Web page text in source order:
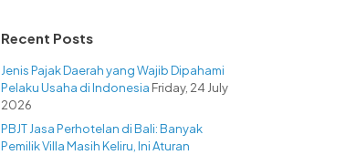
Recent Posts
Jenis Pajak Daerah yang Wajib Dipahami
Pelaku Usaha di Indonesia Friday, 24 July
2026
PBJT Jasa Perhotelan di Bali: Banyak
Pemilik Villa Masih Keliru, Ini Aturan